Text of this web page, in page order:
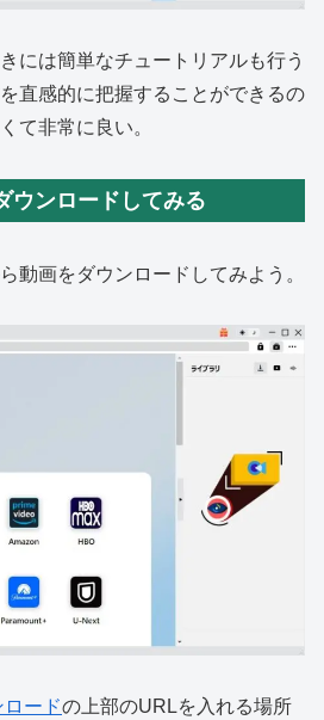
には簡単なチュートリアルも行う
直感的に把握することができるの
て非常に良い。
ウンロードしてみる
動画をダウンロードしてみよう。
ードの上部のURLを入れる場所